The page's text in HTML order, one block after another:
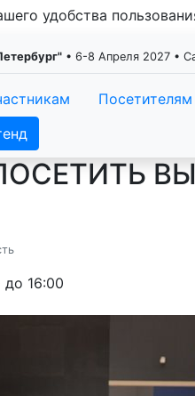
удобства
• 6-8 Апреля 2027 •
Посетителям
16:00